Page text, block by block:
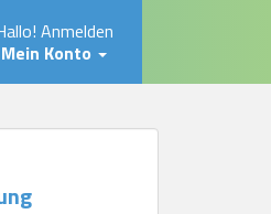
Anmelden
Mein Konto